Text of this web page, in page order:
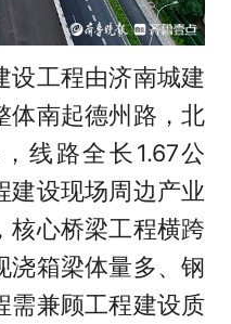
设工程由济南城建
体南起德州路，北
线路全长1.67公
建设现场周边产业
核心桥梁工程横跨
浇箱梁体量多、钢
需兼顾工程建设质